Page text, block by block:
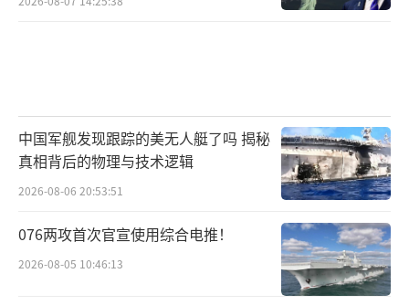
中国军舰发现跟踪的美无人艇了吗 揭秘
真相背后的物理与技术逻辑
2026-08-06 20:53:51
076两攻首次官宣使用综合电推！
2026-08-05 10:46:13